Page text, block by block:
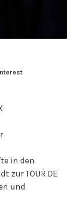
in den
zur TOUR DE
und